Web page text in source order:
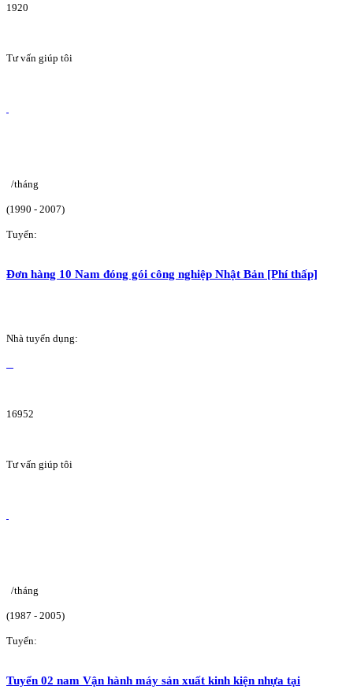
1920
Tư vấn giúp tôi
/tháng
(1990 - 2007)
Tuyển:
Đơn hàng 10 Nam đóng gói công nghiệp Nhật Bản [Phí thấp]
Nhà tuyển dụng:
16952
Tư vấn giúp tôi
/tháng
(1987 - 2005)
Tuyển:
Tuyển 02 nam Vận hành máy sản xuất kinh kiện nhựa tại